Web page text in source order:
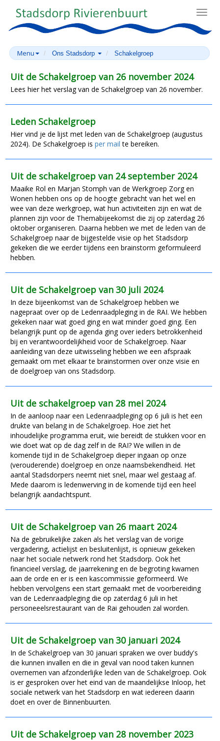
Menu Ons Stadsdorp Schakelgroep
Uit de Schakelgroep van 26 november 2024
Lees hier het verslag van de Schakelgroep van 26 november.
Leden Schakelgroep
Hier vind je de lijst met leden van de Schakelgroep (augustus
2024). De Schakelgroep is per mail te bereiken.
Uit de schakelgroep van 24 september 2024
Maaike Rol en Marjan Stomph van de Werkgroep Zorg en
Wonen hebben ons op de hoogte gebracht van het wel en
wee van deze werkgroep, wat hun activiteiten zijn en wat de
plannen zijn voor de Themabijeekomst die zij op zaterdag 26
oktober organiseren. Daarna hebben we met de leden van de
Schakelgroep naar de bijgestelde visie op het Stadsdorp
gekeken die we eerder tijdens een brainstorm geformuleerd
hebben.
Uit de Schakelgroep van 30 juli 2024
In deze bijeenkomst van de Schakelgroep hebben we
nagepraat over op de Ledenraadpleging in de RAI. We hebben
gekeken naar wat goed ging en wat minder goed ging. Een
belangrijk punt op de agenda ging over ieders betrokkenheid
bij en verantwoordelijkheid voor de Schakelgroep. Naar
aanleiding van deze uitwisseling hebben we een afspraak
gemaakt om met elkaar te brainstormen over onze visie en
de doelgroep van ons Stadsdorp.
Uit de schakelgroep van 28 mei 2024
In de aanloop naar een Ledenraadpleging op 6 juli is het een
drukte van belang in de Schakelgroep. Hoe ziet het
inhoudelijke programma eruit, wie bereidt de stukken voor en
wie doet wat op de dag zelf in de RAI? We willen in de
komende tijd in de Schakelgroep dieper ingaan op onze
(verouderende) doelgroep en onze naamsbekendheid. Het
aantal Stadsdorpers neemt niet snel, maar wel gestaag af.
Mede daarom is ledenwerving in de komende tijd een heel
belangrijk aandachtspunt.
Uit de Schakelgroep van 26 maart 2024
Na de gebruikelijke zaken als het verslag van de vorige
vergadering, actielijst en besluitenlijst, is opnieuw gekeken
naar het sociale netwerk rond het Stadsdorp. Ook het
financieel verslag, de jaarrekening en de begroting kwamen
aan de orde en er is een kascommissie geformeerd. We
hebben vervolgens een start gemaakt met de voorbereiding
van de Ledenraadpleging die op zaterdag 6 juli in het
personeeelsrestaurant van de Rai gehouden zal worden.
Uit de Schakelgroep van 30 januari 2024
In de Schakelgroep van 30 januari spraken we over buddy's
die kunnen invallen en die in geval van nood taken kunnen
overnemen van afzonderlijke leden van de Schakelgroep. Ook
is er gesproken over het eind van de maandelijkse Inloop, het
sociale netwerk van het Stadsdorp en wat iedereen daarin
doet en over de Binnenbuurten.
Uit de Schakelgroep van 28 november 2023